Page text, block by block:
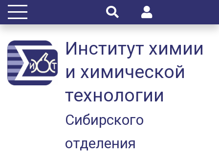
Институт химии
и химической
технологии
Сибирского
отделения